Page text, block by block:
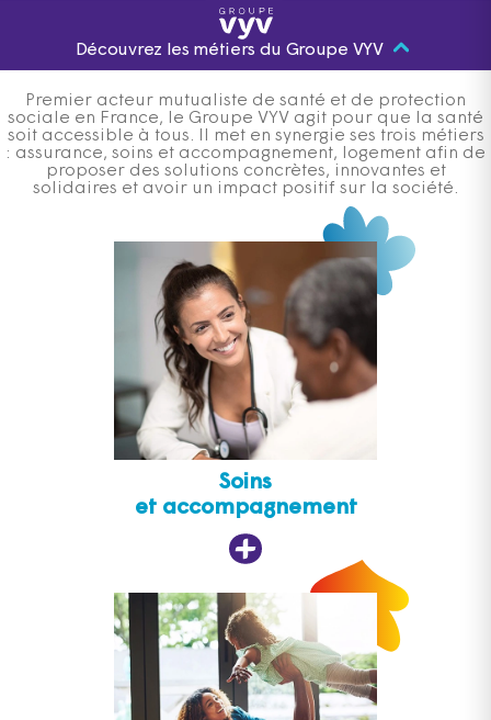
Découvrez les métiers du Groupe VYV
Premier acteur mutualiste de santé et de protection
sociale en France, le Groupe VYV agit pour que la santé
soit accessible à tous. Il met en synergie ses trois métiers
: assurance, soins et accompagnement, logement afin de
proposer des solutions concrètes, innovantes et
solidaires et avoir un impact positif sur la société.
Soins
et accompagnement